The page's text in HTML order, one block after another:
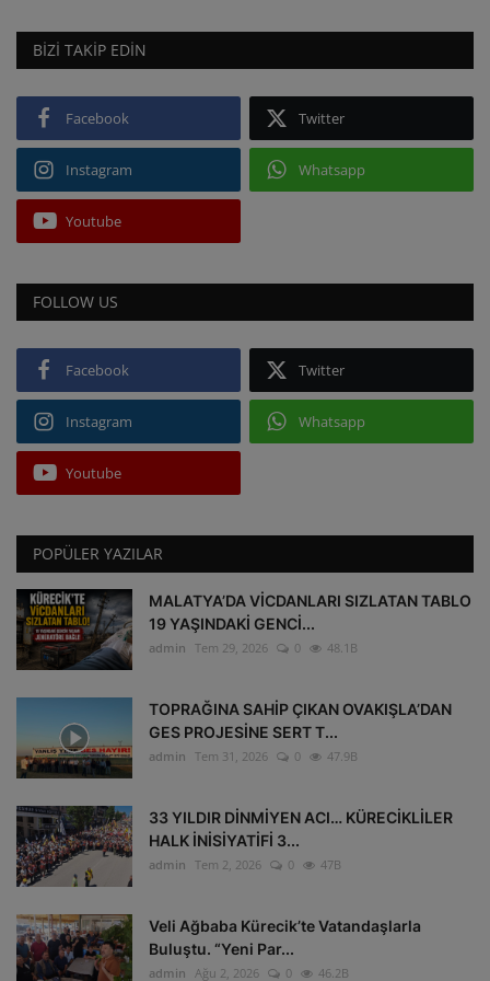
BIZI TAKIP EDIN
Facebook Twitter
Instagram Whatsapp
Youtube
FOLLOW US
Facebook Twitter
Instagram Whatsapp
Youtube
POPÜLER YAZILAR
MALATYA’DA VİCDANLARI SIZLATAN TABLO
19 YAŞINDAKİ GENCİ...
admin Tem 29, 2026 0 48.1B
TOPRAĞINA SAHİP ÇIKAN OVAKIŞLA’DAN
GES PROJESİNE SERT T...
admin Tem 31, 2026 0 47.9B
33 YILDIR DİNMİYEN ACI… KÜRECİKLİLER
HALK İNİSİYATİFİ 3...
admin Tem 2, 2026 0 47B
Veli Ağbaba Kürecik’te Vatandaşlarla
Buluştu. “Yeni Par...
admin Ağu 2, 2026 0 46.2B